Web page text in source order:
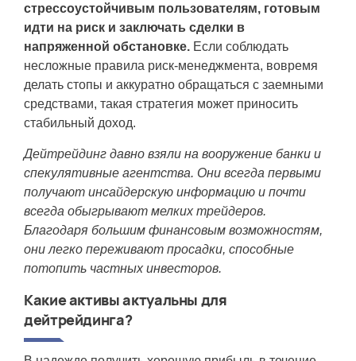
стрессоустойчивым пользователям, готовым
идти на риск и заключать сделки в
напряженной обстановке. Если соблюдать
несложные правила риск-менеджмента, вовремя
делать стопы и аккуратно обращаться с заемными
средствами, такая стратегия может приносить
стабильный доход.
Дейтрейдинг давно взяли на вооружение банки и
спекулятивные агентства. Они всегда первыми
получают инсайдерскую информацию и почти
всегда обыгрывают мелких трейдеров.
Благодаря большим финансовым возможностям,
они легко переживают просадки, способные
потопить частных инвесторов.
Какие активы актуальны для
дейтрейдинга?